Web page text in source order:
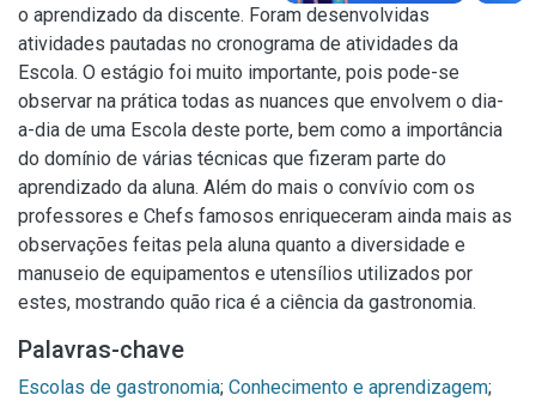
o aprendizado da discente. Foram desenvolvidas
atividades pautadas no cronograma de atividades da
Escola. O estágio foi muito importante, pois pode-se
observar na prática todas as nuances que envolvem o dia-
a-dia de uma Escola deste porte, bem como a importância
do domínio de várias técnicas que fizeram parte do
aprendizado da aluna. Além do mais o convívio com os
professores e Chefs famosos enriqueceram ainda mais as
observações feitas pela aluna quanto a diversidade e
manuseio de equipamentos e utensílios utilizados por
estes, mostrando quão rica é a ciência da gastronomia.
Palavras-chave
Escolas de gastronomia; Conhecimento e aprendizagem;